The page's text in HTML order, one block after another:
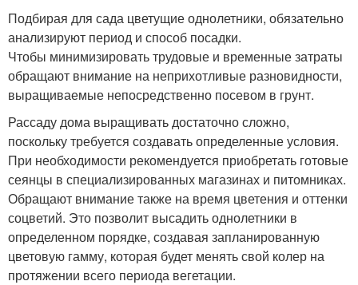
Подбирая для сада цветущие однолетники, обязательно
анализируют период и способ посадки.
Чтобы минимизировать трудовые и временные затраты
обращают внимание на неприхотливые разновидности,
выращиваемые непосредственно посевом в грунт.
Рассаду дома выращивать достаточно сложно,
поскольку требуется создавать определенные условия.
При необходимости рекомендуется приобретать готовые
сеянцы в специализированных магазинах и питомниках.
Обращают внимание также на время цветения и оттенки
соцветий. Это позволит высадить однолетники в
определенном порядке, создавая запланированную
цветовую гамму, которая будет менять свой колер на
протяжении всего периода вегетации.